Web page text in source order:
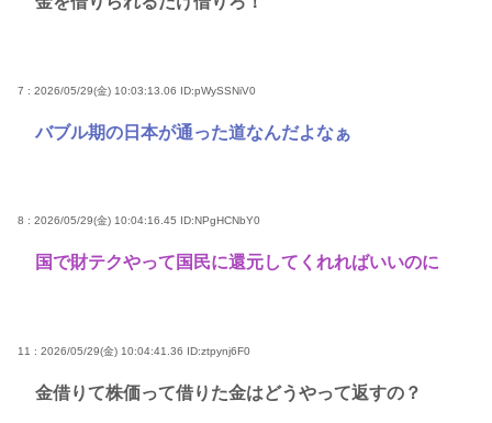
7 : 2026/05/29(金) 10:03:13.06 ID:pWySSNiV0
バブル期の日本が通った道なんだよなぁ
8 : 2026/05/29(金) 10:04:16.45 ID:NPgHCNbY0
国で財テクやって国民に還元してくれればいいのに
11 : 2026/05/29(金) 10:04:41.36 ID:ztpynj6F0
金借りて株価って借りた金はどうやって返すの？